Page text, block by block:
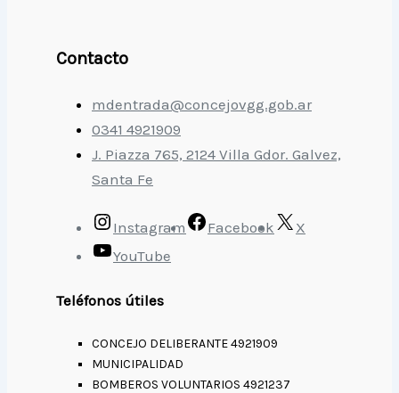
Contacto
mdentrada@concejovgg.gob.ar
0341 4921909
J. Piazza 765, 2124 Villa Gdor. Galvez,
Santa Fe
Instagram Facebook
X
YouTube
Teléfonos útiles
CONCEJO DELIBERANTE 4921909
MUNICIPALIDAD
BOMBEROS VOLUNTARIOS 4921237